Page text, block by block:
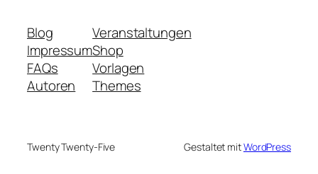
Blog
Impressum
FAQs
Autoren
Veranstaltungen
Shop
Vorlagen
Themes
Twenty Twenty-Five Gestaltet mitWordPress